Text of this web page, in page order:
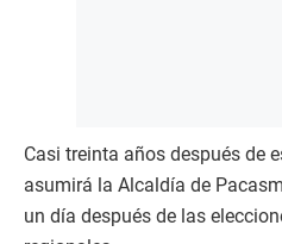
Casi treinta años después de
asumirá la Alcaldía de
un día después de las